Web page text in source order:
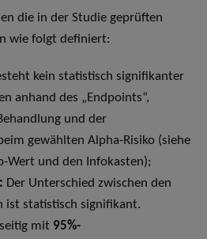
die in der Studie geprüften
wie folgt definiert:
kein statistisch signifikanter
anhand des „Endpoints“,
und der
gewählten Alpha-Risiko (siehe
Wert und den Infokasten);
Der Unterschied zwischen den
ist statistisch signifikant.
mit 95%-